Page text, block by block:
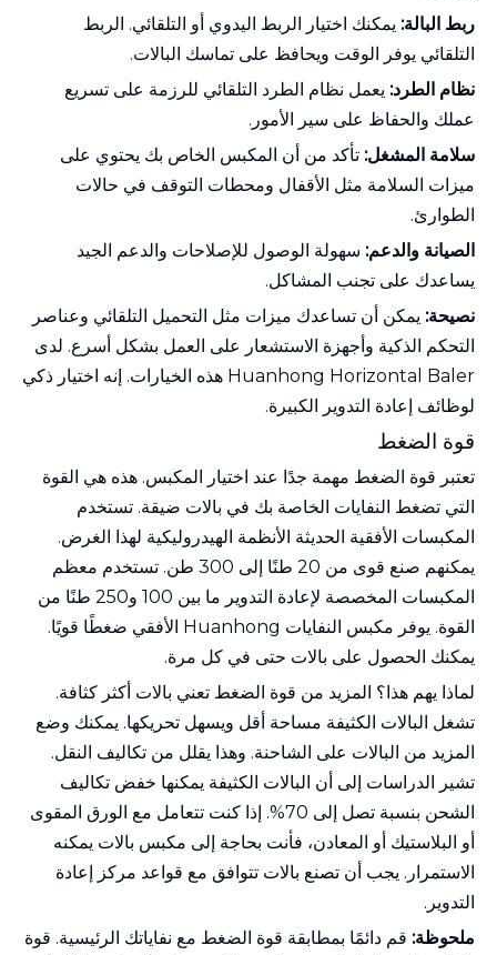
ربط البالة: يمكنك اختيار الربط اليدوي أو التلقائي. الربط
التلقائي يوفر الوقت ويحافظ على تماسك البالات.
نظام الطرد: يعمل نظام الطرد التلقائي للرزمة على تسريع
عملك والحفاظ على سير الأمور.
سلامة المشغل: تأكد من أن المكبس الخاص بك يحتوي على
ميزات السلامة مثل الأقفال ومحطات التوقف في حالات
الطوارئ.
الصيانة والدعم: سهولة الوصول للإصلاحات والدعم الجيد
يساعدك على تجنب المشاكل.
نصيحة: يمكن أن تساعدك ميزات مثل التحميل التلقائي وعناصر
التحكم الذكية وأجهزة الاستشعار على العمل بشكل أسرع. لدى
Huanhong Horizontal Baler هذه الخيارات. إنه اختيار ذكي
لوظائف إعادة التدوير الكبيرة.
قوة الضغط
تعتبر قوة الضغط مهمة جدًا عند اختيار المكبس. هذه هي القوة
التي تضغط النفايات الخاصة بك في بالات ضيقة. تستخدم
المكبسات الأفقية الحديثة الأنظمة الهيدروليكية لهذا الغرض.
يمكنهم صنع قوى من 20 طنًا إلى 300 طن. تستخدم معظم
المكبسات المخصصة لإعادة التدوير ما بين 100 و250 طنًا من
القوة. يوفر مكبس النفايات Huanhong الأفقي ضغطًا قويًا.
يمكنك الحصول على بالات حتى في كل مرة.
لماذا يهم هذا؟ المزيد من قوة الضغط تعني بالات أكثر كثافة.
تشغل البالات الكثيفة مساحة أقل ويسهل تحريكها. يمكنك وضع
المزيد من البالات على الشاحنة. وهذا يقلل من تكاليف النقل.
تشير الدراسات إلى أن البالات الكثيفة يمكنها خفض تكاليف
الشحن بنسبة تصل إلى 70%. إذا كنت تتعامل مع الورق المقوى
أو البلاستيك أو المعادن، فأنت بحاجة إلى مكبس بالات يمكنه
الاستمرار. يجب أن تصنع بالات تتوافق مع قواعد مركز إعادة
التدوير.
ملحوظة: قم دائمًا بمطابقة قوة الضغط مع نفاياتك الرئيسية. قوة